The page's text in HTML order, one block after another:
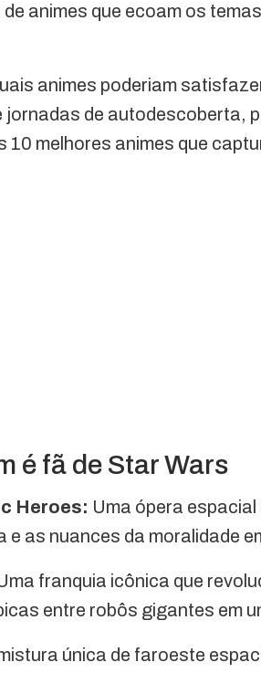
animes que ecoam os
animes poderiam
de autodescoberta,
10 melhores animes que
é fã de Star Wars
Heroes: Uma ópera
e as nuances da moralidade
franquia icônica que
entre robôs gigantes em
única de faroeste